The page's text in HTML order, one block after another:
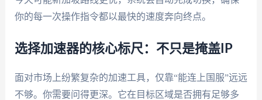
你的每一次操作指令都以最快的速度奔向终点。
选择加速器的核心标尺：不只是掩盖IP
面对市场上纷繁复杂的加速工具，仅靠“能连上国服”远远
不够。你需要问得更深。它在目标区域是否拥有足够多